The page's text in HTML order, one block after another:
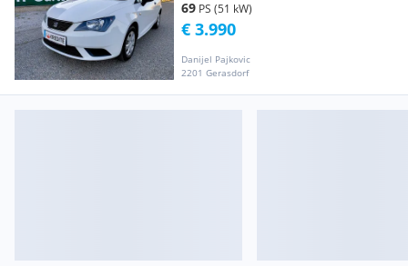
69 PS (51 kW)
Danijel Pajkovic
2201 Gerasdorf
€ 3.990